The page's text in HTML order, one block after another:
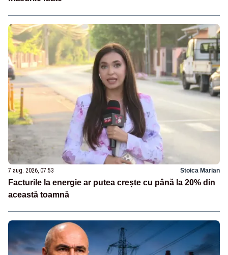
7 aug. 2026, 07:53 Stoica Marian
Facturile la energie ar putea crește cu până la 20% din
această toamnă